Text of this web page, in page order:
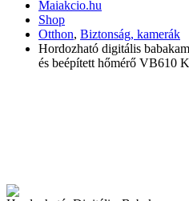
Maiakcio.hu
Shop
Otthon, Biztonság, kamerák
Hordozható digitális
és beépített hőmérő VB610